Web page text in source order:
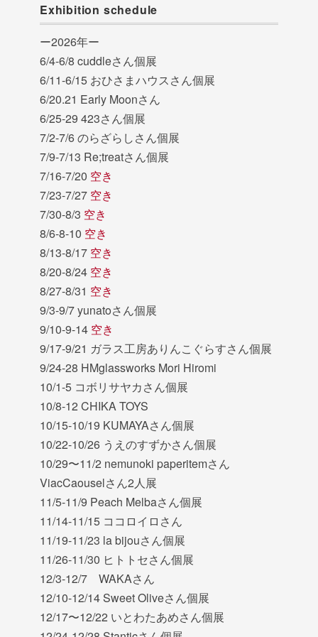
Exhibition schedule
ー2026年ー
6/4-6/8 cuddleさん個展
6/11-6/15 おひさまハウスさん個展
6/20.21 Early Moonさん
6/25-29 423さん個展
7/2-7/6 のらざらしさん個展
7/9-7/13 Re;treatさん個展
7/16-7/20 空き
7/23-7/27 空き
7/30-8/3 空き
8/6-8-10 空き
8/13-8/17 空き
8/20-8/24 空き
8/27-8/31 空き
9/3-9/7 yunatoさん個展
9/10-9-14 空き
9/17-9/21 ガラス工房ありんこぐらすさん個展
9/24-28 HMglassworks Mori Hiromi
10/1-5 コボリサヤカさん個展
10/8-12 CHIKA TOYS
10/15-10/19 KUMAYAさん個展
10/22-10/26 うえのすずかさん個展
10/29〜11/2 nemunoki paperitemさん
ViacCaouselさん2人展
11/5-11/9 Peach Melbaさん個展
11/14-11/15 ココロイロさん
11/19-11/23 la bijouさん個展
11/26-11/30 ヒトトセさん個展
12/3-12/7 WAKAさん
12/10-12/14 Sweet Oliveさん個展
12/17〜12/22 いとわたあめさん個展